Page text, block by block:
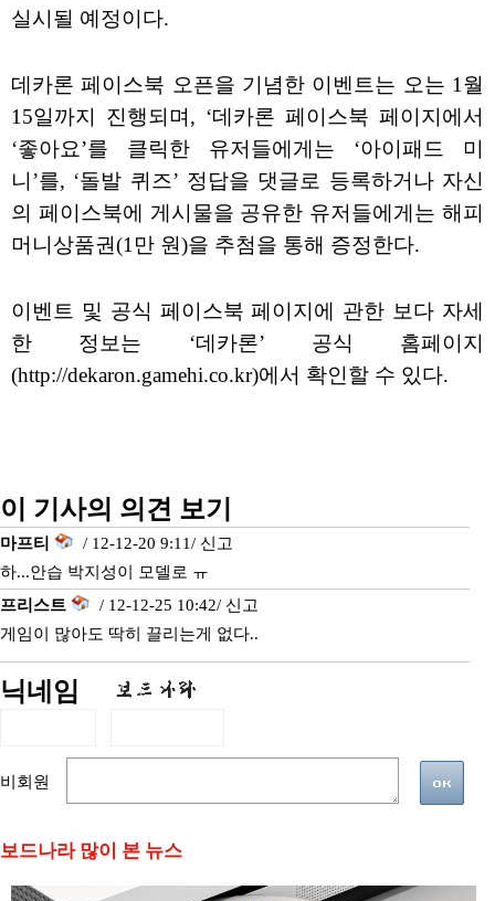
실시될 예정이다.
데카론 페이스북 오픈을 기념한 이벤트는 오는 1월
15일까지 진행되며, ‘데카론 페이스북 페이지에서
‘좋아요’를 클릭한 유저들에게는 ‘아이패드 미
니’를, ‘돌발 퀴즈’ 정답을 댓글로 등록하거나 자신
의 페이스북에 게시물을 공유한 유저들에게는 해피
머니상품권(1만 원)을 추첨을 통해 증정한다.
이벤트 및 공식 페이스북 페이지에 관한 보다 자세
한 정보는 ‘데카론’ 공식 홈페이지
(http://dekaron.gamehi.co.kr)에서 확인할 수 있다.
이 기사의 의견 보기
마프티 / 12-12-20 9:11/ 신고
하...안습 박지성이 모델로 ㅠ
프리스트
/ 12-12-25 10:42/ 신고
게임이 많아도 딱히 끌리는게 없다..
닉네임
비회원
보드나라 많이 본 뉴스